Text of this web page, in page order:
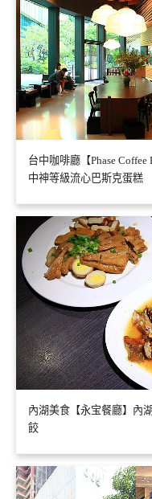
台中咖啡廳【Phase Coffee
中神等級流心巴斯克蛋糕
內湖美食【永宝餐廳】內
餃